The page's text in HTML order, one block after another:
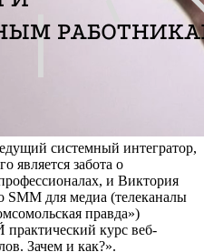
системный интегратор,
является забота о
и Виктория
для медиа (телеканалы
правда»)
курс веб-
Зачем и как?».